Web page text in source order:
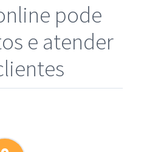
pode
e atender